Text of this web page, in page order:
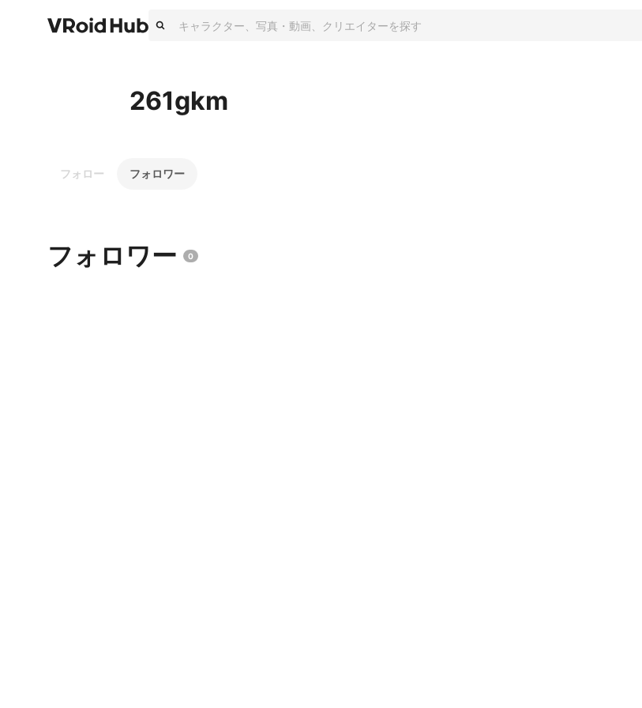
261gkm
フォロー フォロワー
フォロワー 0